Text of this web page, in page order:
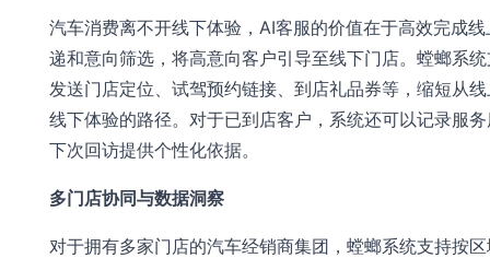
汽车消费离不开线下体验，AI客服的价值在于高效完成
递和意向筛选，将高意向客户引导至线下门店。螳螂系
发送门店定位、试驾预约链接、到店礼品券等，缩短从
线下体验的路径。对于已到店客户，系统还可以记录服
下次回访提供个性化依据。
多门店协同与数据洞察
对于拥有多家门店的汽车经销商集团，螳螂系统支持按